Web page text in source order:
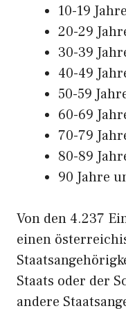
10-19
20-29
30-39
40-49
50-59
60-69
70-79
80-89
90 Jahre
Von den 4.237
einen
Staats oder der
andere